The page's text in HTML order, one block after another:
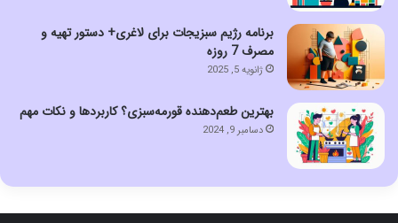
برنامه رژیم سبزیجات برای لاغری+ دستور تهیه و
مصرف 7 روزه
ژانویه 5, 2025
بهترین طعم‌دهنده قورمه‌سبزی؟ کاربردها و نکات مهم
دسامبر 9, 2024